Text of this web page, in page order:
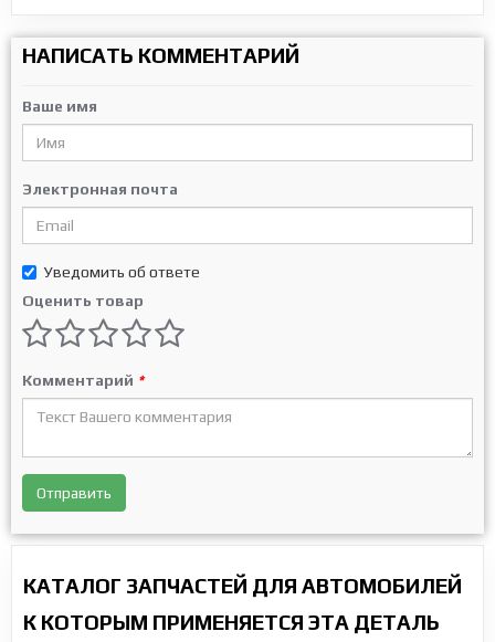
НАПИСАТЬ КОММЕНТАРИЙ
Ваше имя
Электронная почта
Уведомить об ответе
Оценить товар
Комментарий *
Отправить
КАТАЛОГ ЗАПЧАСТЕЙ ДЛЯ АВТОМОБИЛЕЙ
К КОТОРЫМ ПРИМЕНЯЕТСЯ ЭТА ДЕТАЛЬ